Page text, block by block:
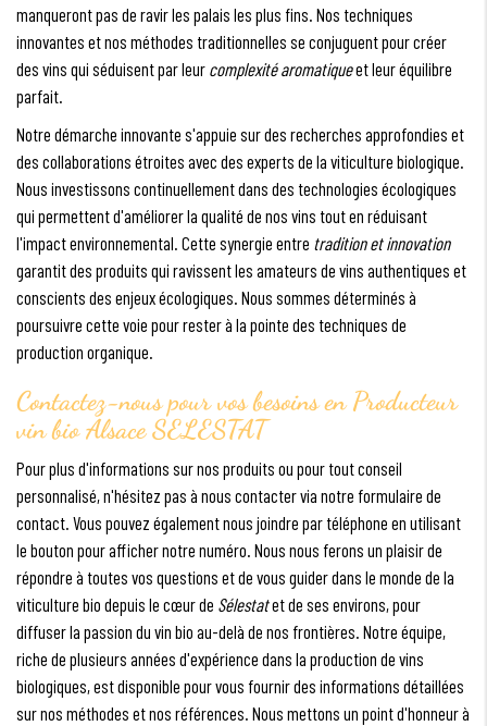
manqueront pas de ravir les palais les plus fins. Nos techniques
innovantes et nos méthodes traditionnelles se conjuguent pour créer
des vins qui séduisent par leur complexité aromatiqueet leur équilibre
parfait.
Notre démarche innovante s'appuie sur des recherches approfondies et
des collaborations étroites avec des experts de la viticulture biologique.
Nous investissons continuellement dans des technologies écologiques
qui permettent d'améliorer la qualité de nos vins tout en réduisant
l'impact environnemental. Cette synergie entre tradition et innovation
garantit des produits qui ravissent les amateurs de vins authentiques et
conscients des enjeux écologiques. Nous sommes déterminés à
poursuivre cette voie pour rester à la pointe des techniques de
production organique.
Contactez-nous pour vos besoins enProducteur
vin bio Alsace SELESTAT
Pour plus d'informations sur nos produits ou pour tout conseil
personnalisé, n'hésitez pas à nous contacter via notre formulaire de
contact. Vous pouvez également nous joindre par téléphone en utilisant
le bouton pour afficher notre numéro. Nous nous ferons un plaisir de
répondre à toutes vos questions et de vous guider dans le monde de la
viticulture bio depuis le cœur de Sélestatet de ses environs, pour
diffuser la passion du vin bio au-delà de nos frontières. Notre équipe,
riche de plusieurs années d'expérience dans la production de vins
biologiques, est disponible pour vous fournir des informations détaillées
sur nos méthodes et nos références. Nous mettons un point d'honneur à